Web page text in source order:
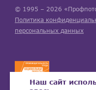
© 1995 – 2026
Политика
персональных данных
Наш сайт